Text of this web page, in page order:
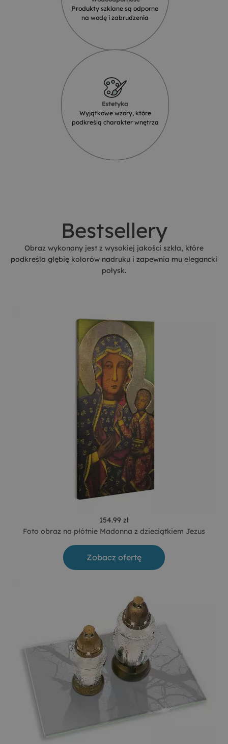
Produkty szklane są odporne
na wodę i zabrudzenia
Estetyka
Wyjątkowe wzory, które
podkreślą charakter wnętrza
Bestsellery
Obraz wykonany jest z wysokiej jakości szkła, które
podkreśla głębię kolorów nadruku i zapewnia mu elegancki
połysk.
154.99 zł
Foto obraz na płótnie Madonna z dzieciątkiem Jezus
Zobacz ofertę